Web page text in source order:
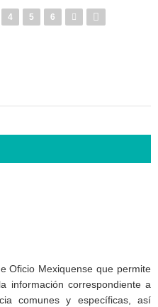
4 5 6
Oficio Mexiquense que permite
información correspondiente a
comunes y específicas, así